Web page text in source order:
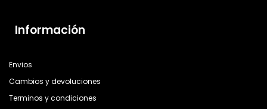
Información
Envios
Cambios y devoluciones
Terminos y condiciones